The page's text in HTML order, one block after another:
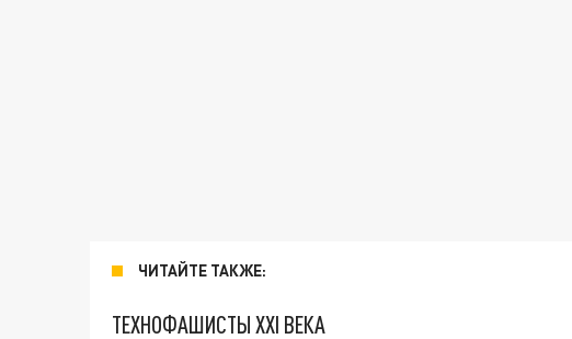
ЧИТАЙТЕ ТАКЖЕ:
ТЕХНОФАШИСТЫ XXI ВЕКА